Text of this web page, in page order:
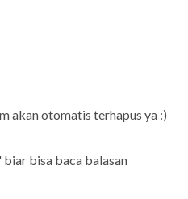
akan otomatis terhapus ya :)
bisa baca balasan